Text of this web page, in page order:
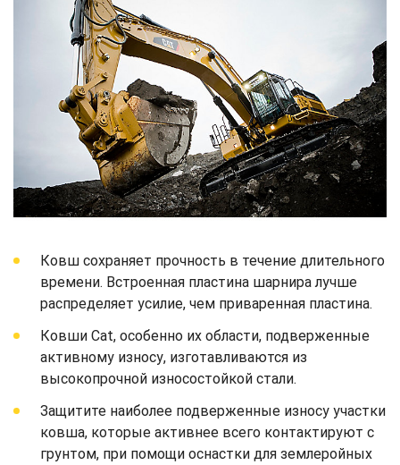
Ковш сохраняет прочность в течение длительного
времени. Встроенная пластина шарнира лучше
распределяет усилие, чем приваренная пластина.
Ковши Cat, особенно их области, подверженные
активному износу, изготавливаются из
высокопрочной износостойкой стали.
Защитите наиболее подверженные износу участки
ковша, которые активнее всего контактируют с
грунтом, при помощи оснастки для землеройных